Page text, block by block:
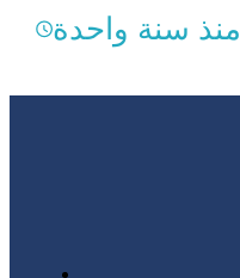
منذ سنة واحدة